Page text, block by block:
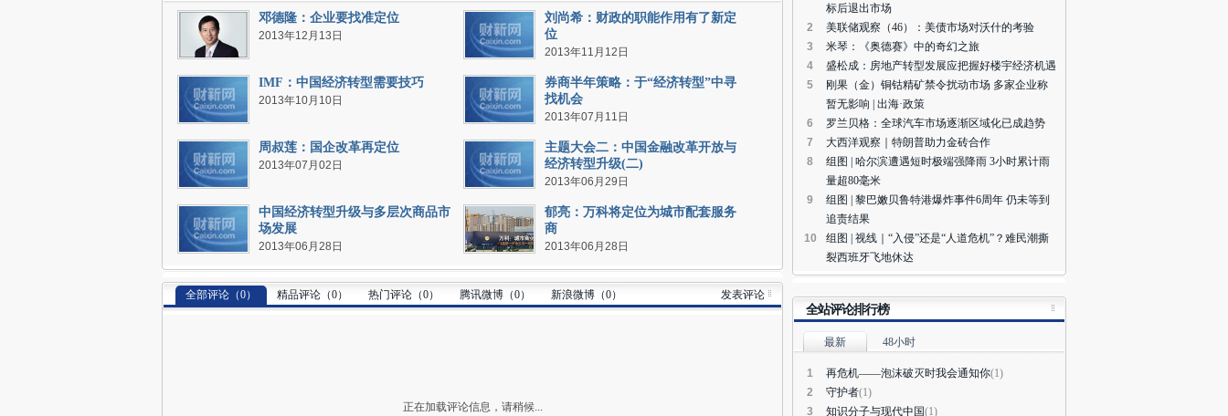
邓德隆：企业要找准定位
2013年12月13日
刘尚希：财政的职能作用有了新定
位
2013年11月12日
IMF：中国经济转型需要技巧
2013年10月10日
券商半年策略：于“经济转型”中寻
找机会
2013年07月11日
周叔莲：国企改革再定位
2013年07月02日
主题大会二：中国金融改革开放与
经济转型升级(二)
2013年06月29日
中国经济转型升级与多层次商品市
场发展
2013年06月28日
郁亮：万科将定位为城市配套服务
商
2013年06月28日
发表评论
全部评论（0） 精品评论（0） 热门评论（0） 腾讯微博（0） 新浪微博（0）
正在加载评论信息，请稍候...
乱成一团。选择步行的村民亦在一定程度上加剧了交
通拥堵。在通话中，救护车呼啸声此起彼伏。( 财新
记者王婧 )
04月21日 11:06
评论(0)
#财新雅安地震播报#财新记者谢海涛、陈宝成目
击，21日上午10点左右，在芦山县城金华社区举行
葬礼。地震中，母亲罗文婧为了救熟睡的2岁儿子乐
晨旭，双双遇难。今日，几十个人抬着母亲黑色棺木
在前，七八个人抬着儿子白色棺木在后，多人将母子
护送上山。十五六岁的大儿子一路跪拜，父亲面色沉
痛。( 财新记者
04月21日 10:51
评论(0)
山县城发回信息，目前路上非常拥堵，但已经有多架
直升飞机前来救援。10点30分左右，财新记者目
击，四架直升飞机已经起飞。
#财新雅安地震播报#财新记者陈宝成、谢海涛从芦
标后退出市场
2
美联储观察（46）：美债市场对沃什的考验
3
米琴：《奥德赛》中的奇幻之旅
4
盛松成：房地产转型发展应把握好楼宇经济机遇
5
刚果（金）铜钴精矿禁令扰动市场 多家企业称
暂无影响 | 出海·政策
6
罗兰贝格：全球汽车市场逐渐区域化已成趋势
7
大西洋观察｜特朗普助力金砖合作
8
组图 | 哈尔滨遭遇短时极端强降雨 3小时累计雨
量超80毫米
9
组图 | 黎巴嫩贝鲁特港爆炸事件6周年 仍未等到
追责结果
10
组图 | 视线｜“入侵”还是“人道危机”？难民潮撕
裂西班牙飞地休达
全站评论排行榜
最新 48小时
1 再危机——泡沫破灭时我会通知你(1)
2
守护者(1)
3
知识分子与现代中国(1)